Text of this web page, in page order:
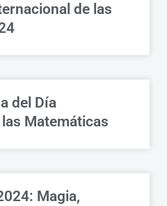
de las
del Día
Matemáticas
Magia,